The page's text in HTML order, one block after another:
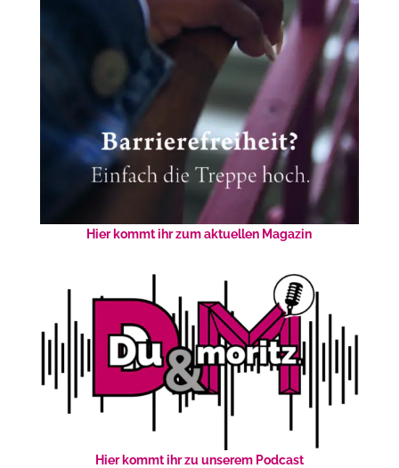
Hier kommt ihr zum aktuellen Magazin
Hier kommt ihr zu unserem Podcast